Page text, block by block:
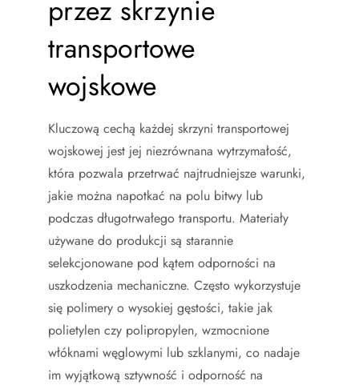
przez skrzynie
transportowe
wojskowe
Kluczową cechą każdej skrzyni transportowej
wojskowej jest jej niezrównana wytrzymałość,
która pozwala przetrwać najtrudniejsze warunki,
jakie można napotkać na polu bitwy lub
podczas długotrwałego transportu. Materiały
używane do produkcji są starannie
selekcjonowane pod kątem odporności na
uszkodzenia mechaniczne. Często wykorzystuje
się polimery o wysokiej gęstości, takie jak
polietylen czy polipropylen, wzmocnione
włóknami węglowymi lub szklanymi, co nadaje
im wyjątkową sztywność i odporność na